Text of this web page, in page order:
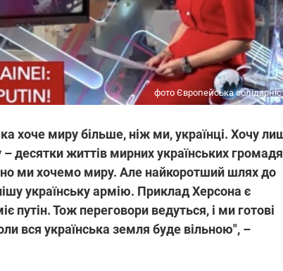
фото Європейська
хоче миру більше, ніж ми, українці. Хочу
життів мирних українських
ми хочемо миру. Але найкоротший шлях до
українську армію. Приклад Херсона є
путін. Тож переговори ведуться, і ми готові
вся українська земля буде вільною", –